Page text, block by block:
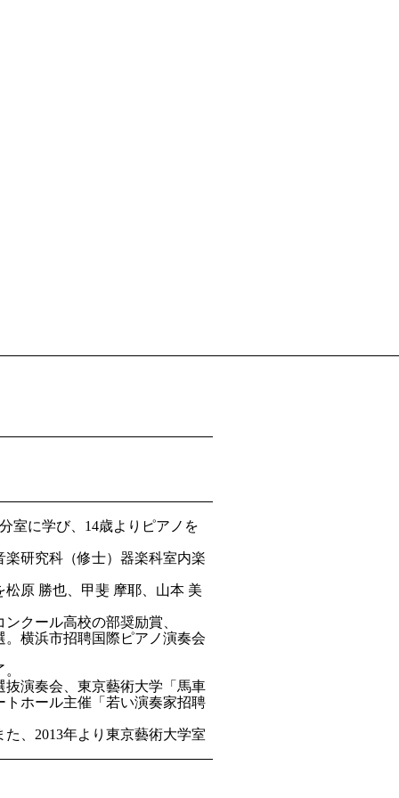
室に学び、14歳よりピアノを
研究科（修士）器楽科室内楽
原 勝也、甲斐 摩耶、山本 美
クール高校の部奨励賞、
。横浜市招聘国際ピアノ演奏会
演奏会、東京藝術大学「馬車
トホール主催「若い演奏家招聘
、2013年より東京藝術大学室